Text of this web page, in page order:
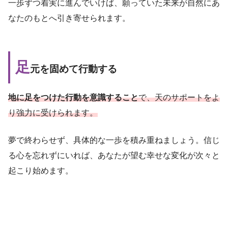
一歩ずつ着実に進んでいけば、願っていた未来が自然にあ
なたのもとへ引き寄せられます。
足元を固めて行動する
地に足をつけた行動を意識することで、天のサポートをよ
り強力に受けられます。
夢で終わらせず、具体的な一歩を積み重ねましょう。信じ
る心を忘れずにいれば、あなたが望む幸せな変化が次々と
起こり始めます。